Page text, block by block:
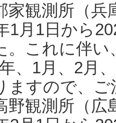
家観測所（
1月1日から
。これに伴い
、1月、2月
ますので、
野観測所（